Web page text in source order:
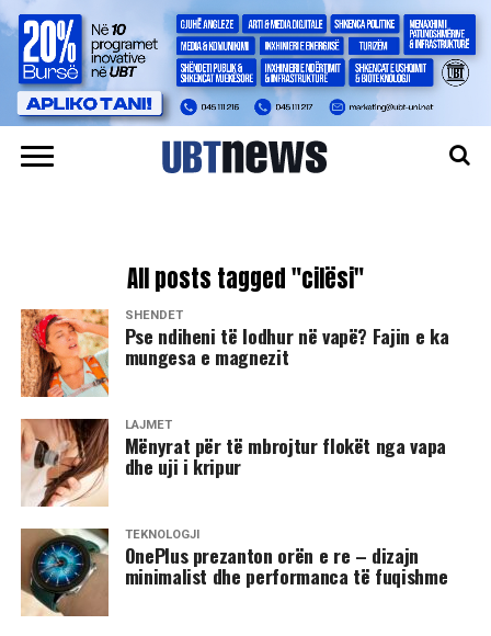
All posts tagged "cilësi"
SHËNDET
Pse ndiheni të lodhur në vapë? Fajin e ka
mungesa e magnezit
LAJMET
Mënyrat për të mbrojtur flokët nga vapa
dhe uji i kripur
TEKNOLOGJI
OnePlus prezanton orën e re – dizajn
minimalist dhe performanca të fuqishme